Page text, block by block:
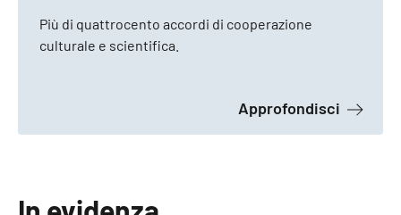
Più di quattrocento accordi di cooperazione
culturale e scientifica.
Approfondisci a